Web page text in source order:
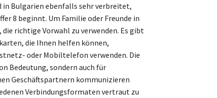
in Bulgarien ebenfalls sehr verbreitet,
8 beginnt. Um Familie oder Freunde in
richtige Vorwahl zu verwenden. Es gibt
die Ihnen helfen können,
oder Mobiltelefon verwenden. Die
Bedeutung, sondern auch für
Geschäftspartnern kommunizieren
Verbindungsformaten vertraut zu